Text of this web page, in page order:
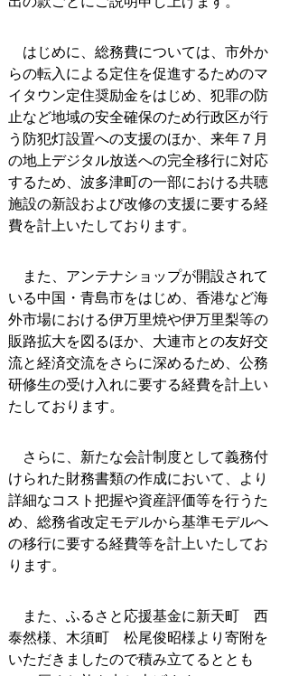
はじめに、総務費については、市外か
らの転入による定住を促進するためのマ
イタウン定住奨励金をはじめ、犯罪の防
止など地域の安全確保のため行政区が行
う防犯灯設置への支援のほか、来年７月
の地上デジタル放送への完全移行に対応
するため、波多津町の一部における共聴
施設の新設および改修の支援に要する経
費を計上いたしております。
また、アンテナショップが開設されて
いる中国・青島市をはじめ、香港など海
外市場における伊万里焼や伊万里梨等の
販路拡大を図るほか、大連市との友好交
流と経済交流をさらに深めるため、公務
研修生の受け入れに要する経費を計上い
たしております。
さらに、新たな会計制度として義務付
けられた財務書類の作成において、より
詳細なコスト把握や資産評価等を行うた
め、総務省改定モデルから基準モデルへ
の移行に要する経費等を計上いたしてお
ります。
また、ふるさと応援基金に新天町 西
泰然様、木須町 松尾俊昭様より寄附を
いただきましたので積み立てるととも